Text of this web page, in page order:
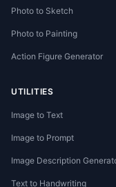
Photo to Sketch
Photo to Painting
Action Figure Generator
UTILITIES
Image to Text
Image to Prompt
Image Description
Text to Handwriting